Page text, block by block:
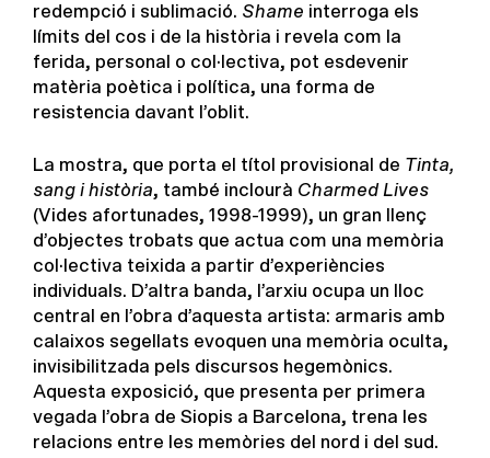
redempció i sublimació. Shame interroga els
límits del cos i de la història i revela com la
ferida, personal o col·lectiva, pot esdevenir
matèria poètica i política, una forma de
resistencia davant l’oblit.
La mostra, que porta el títol provisional de Tinta,
sang i història, també inclourà Charmed Lives
(Vides afortunades, 1998-1999), un gran llenç
d’objectes trobats que actua com una memòria
col·lectiva teixida a partir d’experiències
individuals. D’altra banda, l’arxiu ocupa un lloc
central en l’obra d’aquesta artista: armaris amb
calaixos segellats evoquen una memòria oculta,
invisibilitzada pels discursos hegemònics.
Aquesta exposició, que presenta per primera
vegada l’obra de Siopis a Barcelona, trena les
relacions entre les memòries del nord i del sud.